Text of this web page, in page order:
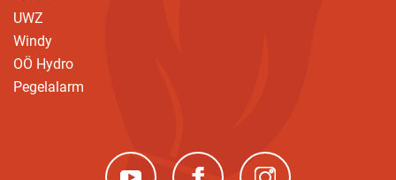
UWZ
Windy
OÖ Hydro
Pegelalarm